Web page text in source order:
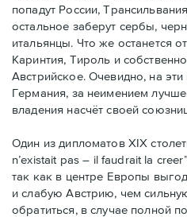
попадут России,
остальное заберут сербы,
итальянцы. Что же останется
Каринтия, Тироль и
Австрийское. Очевидно, на
Германия, за неимением
владения насчёт своей
Один из дипломатов XIX
n’existait pas – il faudrait la
так как в центре Европы
и слабую Австрию, чем
обратиться, в случае полной